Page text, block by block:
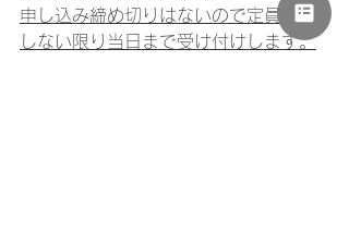
申し込み締め切りはないので定員に達
しない限り当日まで受け付けします。